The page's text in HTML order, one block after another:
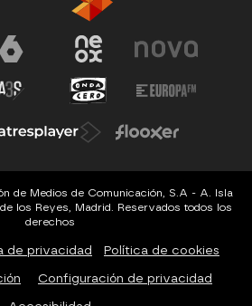
de Medios de Comunicación, S.A - A. Isla
los Reyes, Madrid. Reservados todos los
derechos
de privacidad Política de cookies
Configuración de privacidad